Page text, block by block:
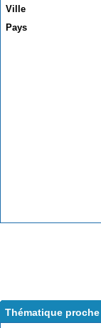
Ville
Pays
Thématique proche